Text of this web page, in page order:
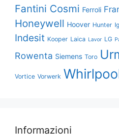
Fantini Cosmi Ferroli
Honeywell Hoover Hunter
Indesit Kooper Laica Lavor LG
Rowenta Siemens Toro
Vortice Vorwerk
Informazioni